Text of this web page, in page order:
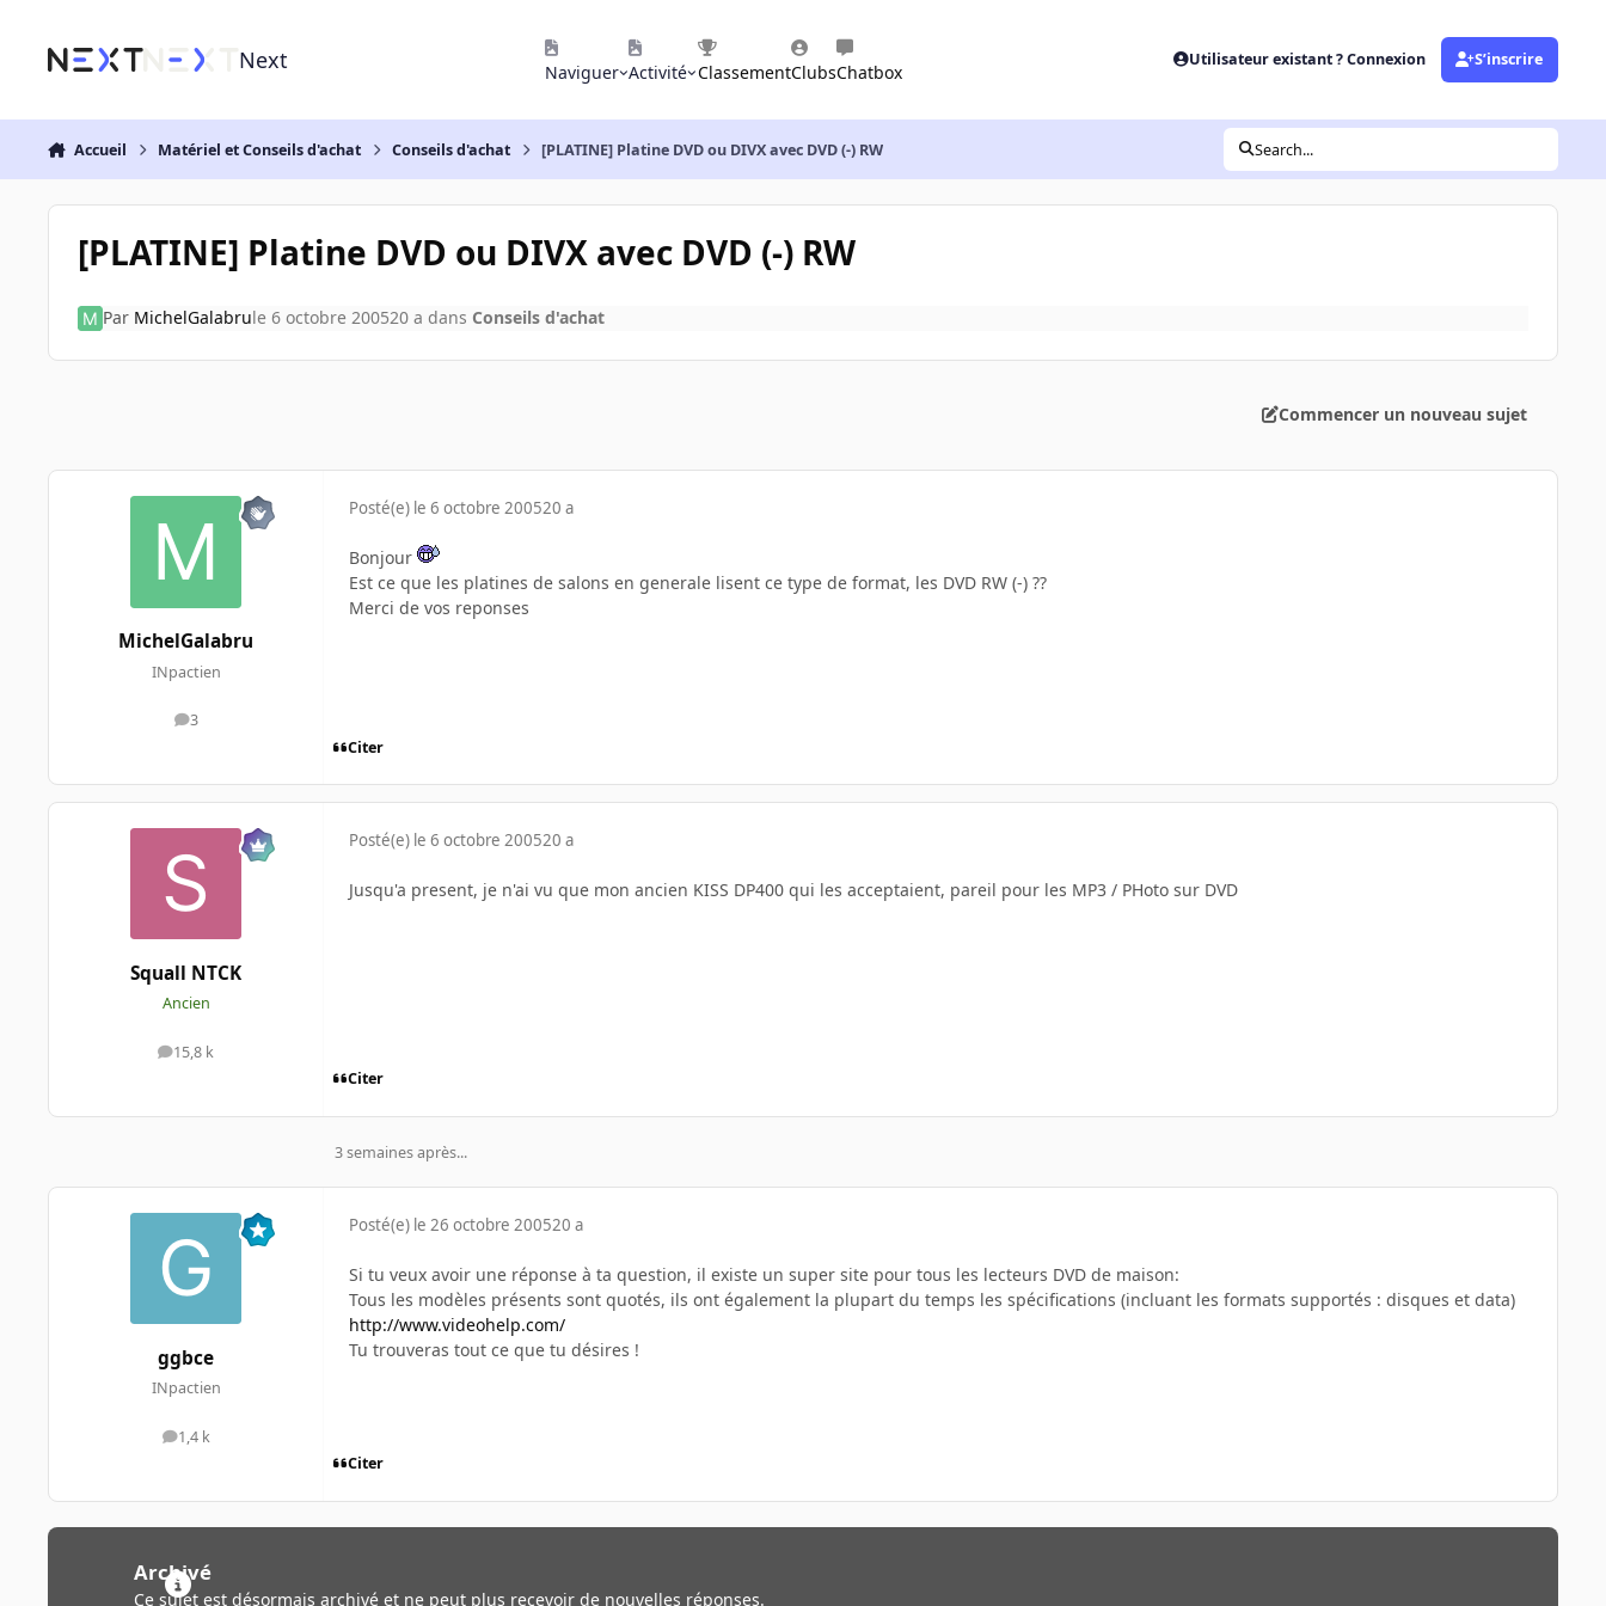
Next Naviguer Activité ClassementClubsChatbox
Utilisateur existant ? Connexion S’inscrire
Accueil Matériel et Conseils d'achat Conseils d'achat [PLATINE] Platine DVD ou DIVX avec DVD (-) RW Search...
[PLATINE] Platine DVD ou DIVX avec DVD (-) RW
Par MichelGalabrule 6 octobre 200520 a dans Conseils d'achat
Commencer un nouveau sujet
MichelGalabru
INpactien
3
messages
Posté(e) le 6 octobre 200520 a
Bonjour
Est ce que les platines de salons en generale lisent ce type de format, les DVD RW (-) ??
Merci de vos reponses
Citer
Squall NTCK
Ancien
15,8 k
messages
Posté(e) le 6 octobre 200520 a
Jusqu'a present, je n'ai vu que mon ancien KISS DP400 qui les acceptaient, pareil pour les MP3 / PHoto sur DVD
Citer
3 semaines après...
ggbce
INpactien
1,4 k
messages
Posté(e) le 26 octobre 200520 a
Si tu veux avoir une réponse à ta question, il existe un super site pour tous les lecteurs DVD de maison:
Tous les modèles présents sont quotés, ils ont également la plupart du temps les spécifications (incluant les formats supportés : disques et data)
http://www.videohelp.com/
Tu trouveras tout ce que tu désires !
Citer
Archivé
Ce sujet est désormais archivé et ne peut plus recevoir de nouvelles réponses.